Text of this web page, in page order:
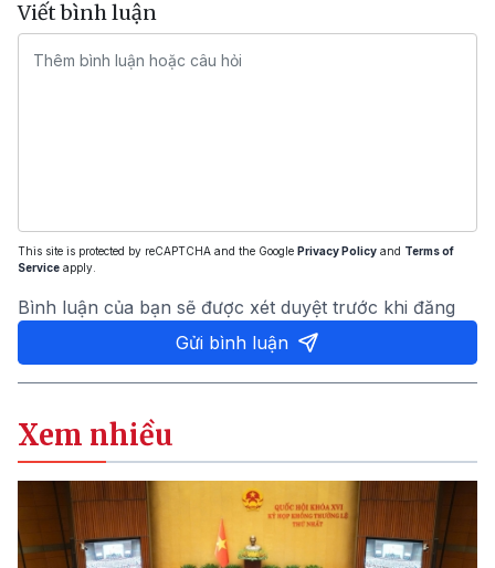
Viết bình luận
This site is protected by reCAPTCHA and the Google Privacy Policy and Terms of
Service apply.
Bình luận của bạn sẽ được xét duyệt trước khi đăng
Gửi bình luận
Xem nhiều